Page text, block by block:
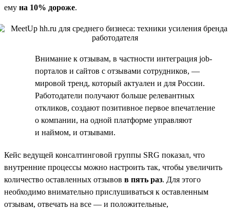
ему на 10% дороже.
Внимание к отзывам, в частности интеграция job-
порталов и сайтов с отзывами сотрудников, —
мировой тренд, который актуален и для России.
Работодатели получают больше релевантных
откликов, создают позитивное первое впечатление
о компании, на одной платформе управляют
и наймом, и отзывами.
Кейс ведущей консалтинговой группы SRG показал, что
внутренние процессы можно настроить так, чтобы увеличить
количество оставленных отзывов в пять раз. Для этого
необходимо внимательно прислушиваться к оставленным
отзывам, отвечать на все — и положительные,